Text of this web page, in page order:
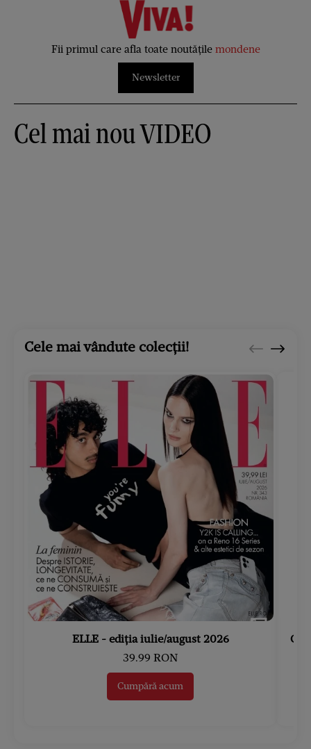
Fii primul care afla toate noutățile mondene
Newsletter
Cel mai nou VIDEO
Cele mai vândute colecții!
ELLE - ediția iulie/august 2026
39.99 RON
Cumpără acum